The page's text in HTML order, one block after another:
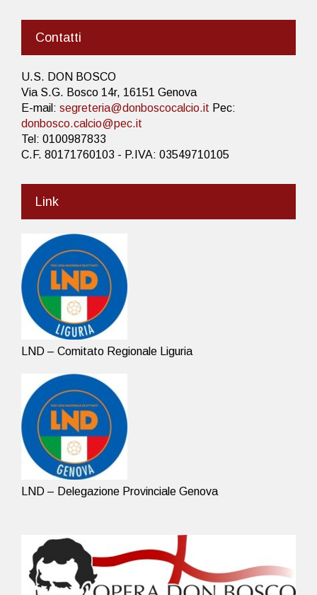
Contatti
U.S. DON BOSCO
Via S.G. Bosco 14r, 16151 Genova
E-mail: segreteria@donboscocalcio.it Pec:
donbosco.calcio@pec.it
Tel: 0100987833
C.F. 80171760103 - P.IVA: 03549710105
Link
LND – Comitato Regionale Liguria
LND – Delegazione Provinciale Genova